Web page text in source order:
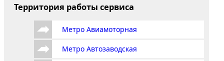
Территория работы сервиса
Метро Авиамоторная
Метро Автозаводская